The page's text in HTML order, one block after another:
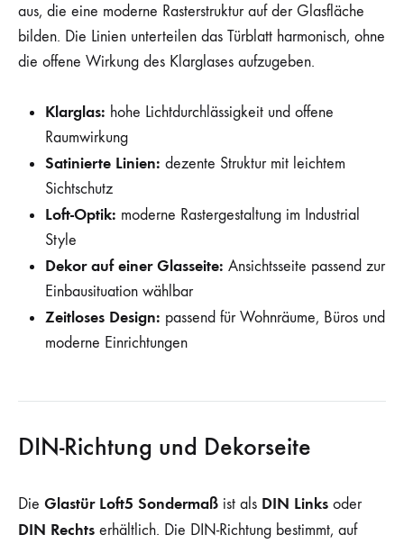
aus, die eine moderne Rasterstruktur auf der Glasfläche
bilden. Die Linien unterteilen das Türblatt harmonisch, ohne
die offene Wirkung des Klarglases aufzugeben.
Klarglas: hohe Lichtdurchlässigkeit und offene
Raumwirkung
Satinierte Linien: dezente Struktur mit leichtem
Sichtschutz
Loft-Optik: moderne Rastergestaltung im Industrial
Style
Dekor auf einer Glasseite: Ansichtsseite passend zur
Einbausituation wählbar
Zeitloses Design: passend für Wohnräume, Büros und
moderne Einrichtungen
DIN-Richtung und Dekorseite
Die Glastür Loft5 Sondermaß ist als DIN Links oder
DIN Rechts erhältlich. Die DIN-Richtung bestimmt, auf